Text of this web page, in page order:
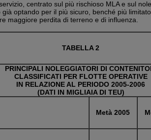
centrato sul più rischioso MLA e sul
optando per il più sicuro, benché più
maggiore perdita di terreno e di influenza.
TABELLA 2
PRINCIPALI NOLEGGIATORI DI
CLASSIFICATI PER FLOTTE OPERATIVE
IN RELAZIONE AL PERIODO 2005-2006
(DATI IN MIGLIAIA DI TEU)
Metà 2005